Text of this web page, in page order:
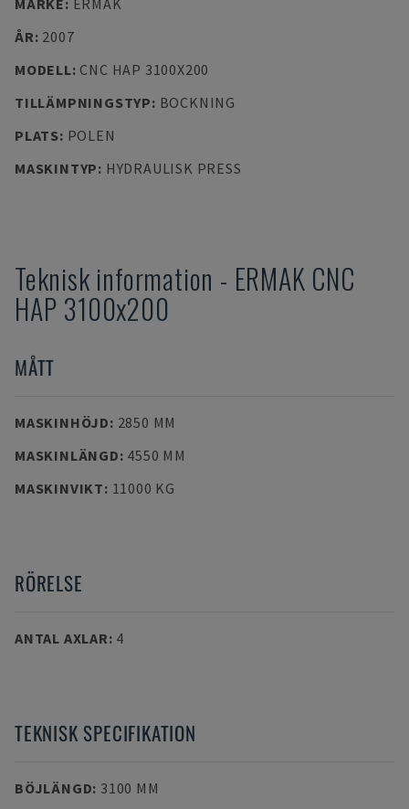
MÄRKE: ERMAK
ÅR: 2007
MODELL: CNC HAP 3100X200
TILLÄMPNINGSTYP: BOCKNING
PLATS: POLEN
MASKINTYP: HYDRAULISK PRESS
Teknisk information - ERMAK CNC
HAP 3100x200
MÅTT
MASKINHÖJD: 2850 MM
MASKINLÄNGD: 4550 MM
MASKINVIKT: 11000 KG
RÖRELSE
ANTAL AXLAR: 4
TEKNISK SPECIFIKATION
BÖJLÄNGD: 3100 MM